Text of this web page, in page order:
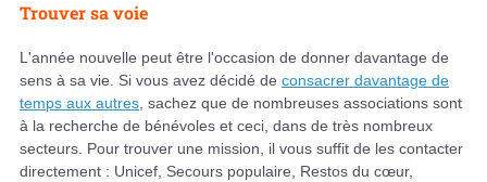
Trouver sa voie
L'année nouvelle peut être l'occasion de donner davantage de
sens à sa vie. Si vous avez décidé de consacrer davantage de
temps aux autres , sachez que de nombreuses associations sont
à la recherche de bénévoles et ceci, dans de très nombreux
secteurs. Pour trouver une mission, il vous suffit de les contacter
directement : Unicef, Secours populaire, Restos du cœur,